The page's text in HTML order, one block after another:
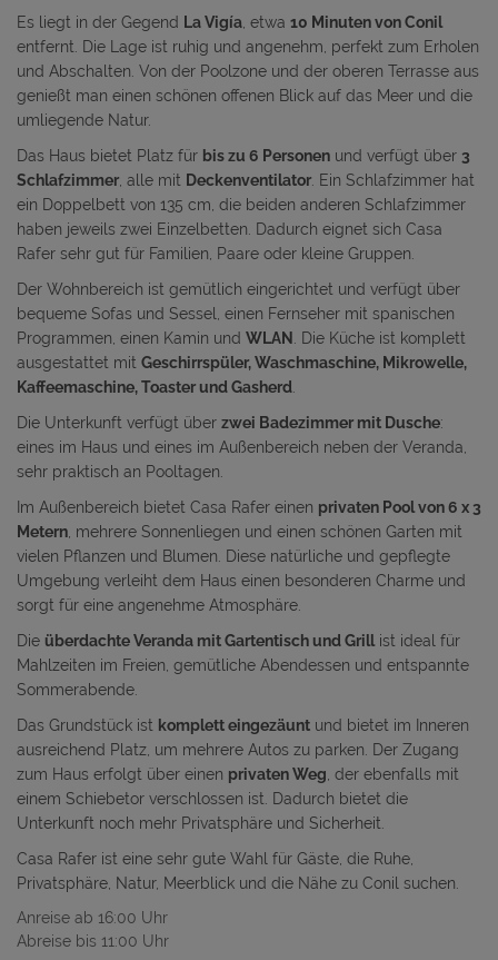
Es liegt in der Gegend La Vigía , etwa 10 Minuten von Conil
entfernt. Die Lage ist ruhig und angenehm, perfekt zum Erholen
und Abschalten. Von der Poolzone und der oberen Terrasse aus
genießt man einen schönen offenen Blick auf das Meer und die
umliegende Natur.
Das Haus bietet Platz für bis zu 6 Personen und verfügt über 3
Schlafzimmer , alle mit Deckenventilator . Ein Schlafzimmer hat
ein Doppelbett von 135 cm, die beiden anderen Schlafzimmer
haben jeweils zwei Einzelbetten. Dadurch eignet sich Casa
Rafer sehr gut für Familien, Paare oder kleine Gruppen.
Der Wohnbereich ist gemütlich eingerichtet und verfügt über
bequeme Sofas und Sessel, einen Fernseher mit spanischen
Programmen, einen Kamin und WLAN
. Die Küche ist komplett
ausgestattet mit Geschirrspüler, Waschmaschine, Mikrowelle,
Kaffeemaschine, Toaster und Gasherd
Die Unterkunft verfügt über zwei Badezimmer mit Dusche:
eines im Haus und eines im Außenbereich neben der Veranda,
sehr praktisch an Pooltagen.
Im Außenbereich bietet Casa Rafer einen privaten Pool von 6 x 3
Metern , mehrere Sonnenliegen und einen schönen Garten mit
vielen Pflanzen und Blumen. Diese natürliche und gepflegte
Umgebung verleiht dem Haus einen besonderen Charme und
sorgt für eine angenehme Atmosphäre.
Die überdachte Veranda mit Gartentisch und Grill ist ideal für
Mahlzeiten im Freien, gemütliche Abendessen und entspannte
Sommerabende.
Das Grundstück ist komplett eingezäunt und bietet im Inneren
ausreichend Platz, um mehrere Autos zu parken. Der Zugang
zum Haus erfolgt über einen privaten Weg , der ebenfalls mit
einem Schiebetor verschlossen ist. Dadurch bietet die
Unterkunft noch mehr Privatsphäre und Sicherheit.
Casa Rafer ist eine sehr gute Wahl für Gäste, die Ruhe,
Privatsphäre, Natur, Meerblick und die Nähe zu Conil suchen.
Anreise ab 16:00 Uhr
Abreise bis 11:00 Uhr